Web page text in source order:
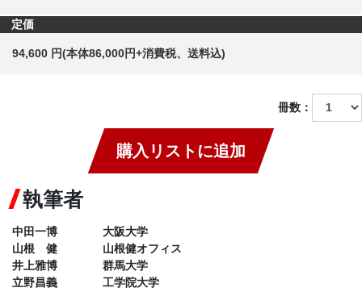
定価
94,600 円(本体86,000円+消費税、送料込)
冊数：
購入リストに追加
執筆者
中田一博 大阪大学
山根 健 山根健オフィス
井上雅博 群馬大学
立野昌義 工学院大学